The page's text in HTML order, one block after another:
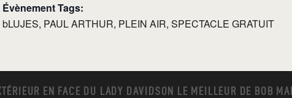
Évènement Tags:
bLUJES, PAUL ARTHUR, PLEIN AIR,SPECTACLE GRATUIT
EN FACE DU LADY DAVIDSON LE MEILLEUR DE BOB